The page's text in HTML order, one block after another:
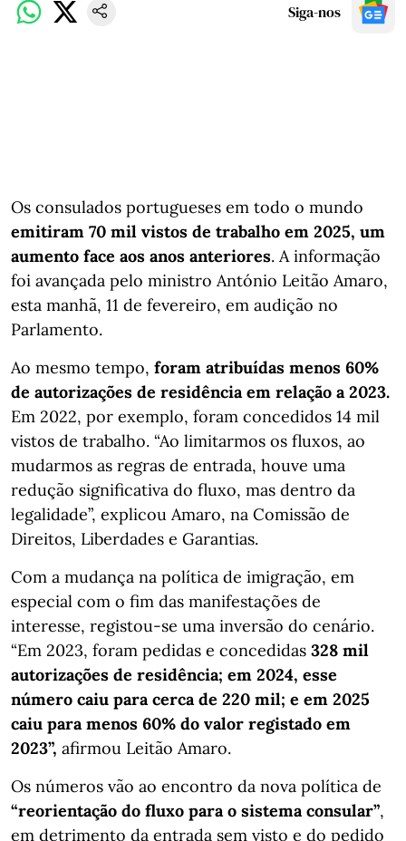
Siga-nos
Os consulados portugueses em todo o mundo
emitiram 70 mil vistos de trabalho em 2025, um
aumento face aos anos anteriores. A informação
foi avançada pelo ministro António Leitão Amaro,
esta manhã, 11 de fevereiro, em audição no
Parlamento.
Ao mesmo tempo, foram atribuídas menos 60%
de autorizações de residência em relação a 2023.
Em 2022, por exemplo, foram concedidos 14 mil
vistos de trabalho. “Ao limitarmos os fluxos, ao
mudarmos as regras de entrada, houve uma
redução significativa do fluxo, mas dentro da
legalidade”, explicou Amaro, na Comissão de
Direitos, Liberdades e Garantias.
Com a mudança na política de imigração, em
especial com o fim das manifestações de
interesse, registou-se uma inversão do cenário.
“Em 2023, foram pedidas e concedidas 328 mil
autorizações de residência; em 2024, esse
número caiu para cerca de 220 mil; e em 2025
caiu para menos 60% do valor registado em
2023”, afirmou Leitão Amaro.
Os números vão ao encontro da nova política de
“reorientação do fluxo para o sistema consular”,
em detrimento da entrada sem visto e do pedido